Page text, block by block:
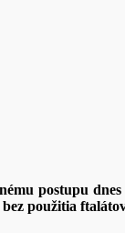
postupu
použitia